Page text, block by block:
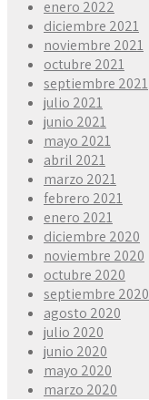
enero 2022
diciembre 2021
noviembre 2021
octubre 2021
septiembre 2021
julio 2021
junio 2021
mayo 2021
abril 2021
marzo 2021
febrero 2021
enero 2021
diciembre 2020
noviembre 2020
octubre 2020
septiembre 2020
agosto 2020
julio 2020
junio 2020
mayo 2020
marzo 2020